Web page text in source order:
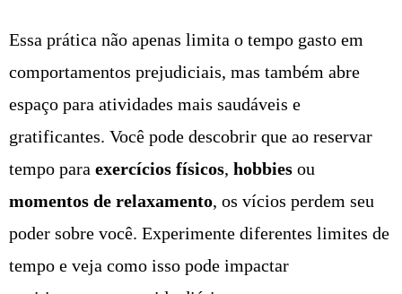
Essa prática não apenas limita o tempo gasto em
comportamentos prejudiciais, mas também abre
espaço para atividades mais saudáveis e
gratificantes. Você pode descobrir que ao reservar
tempo para exercícios físicos, hobbies ou
momentos de relaxamento, os vícios perdem seu
poder sobre você. Experimente diferentes limites de
tempo e veja como isso pode impactar